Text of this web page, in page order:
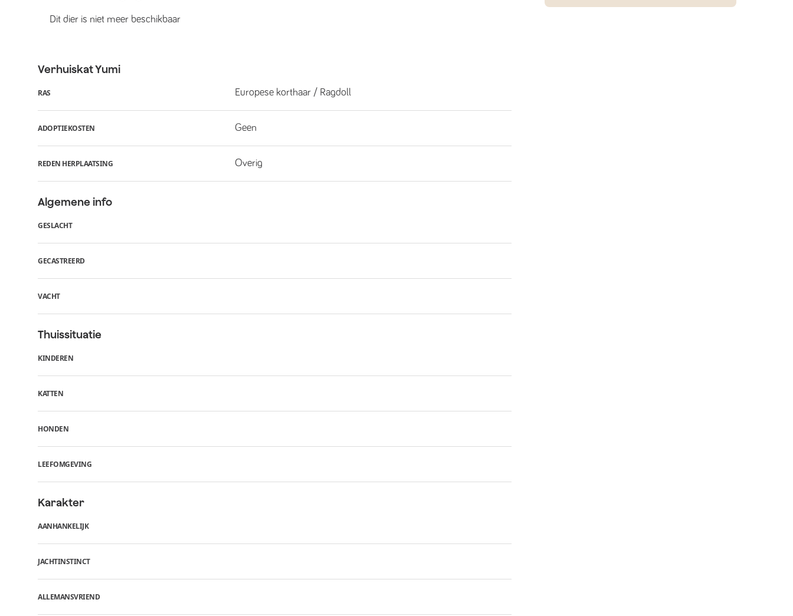
Dit dier is niet meer beschikbaar
VerhuiskatYumi
RAS Europese korthaar / Ragdoll
ADOPTIEKOSTEN Geen
REDEN HERPLAATSING Overig
Algemene info
GESLACHT
GECASTREERD
VACHT
Thuissituatie
KINDEREN
KATTEN
HONDEN
LEEFOMGEVING
Karakter
AANHANKELIJK
JACHTINSTINCT
ALLEMANSVRIEND